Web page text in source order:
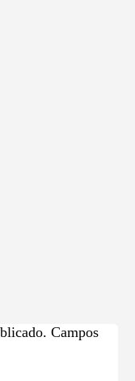
Campos